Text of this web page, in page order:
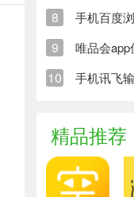
8
9
10
精品推荐